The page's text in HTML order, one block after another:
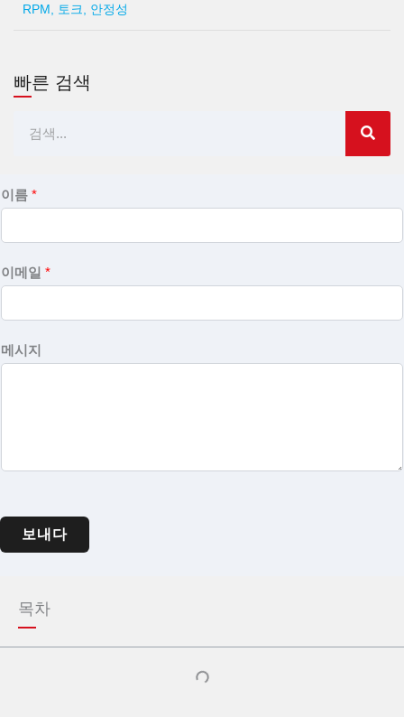
RPM, 토크, 안정성
빠른 검색
이름 *
이메일 *
메시지
보내다
목차